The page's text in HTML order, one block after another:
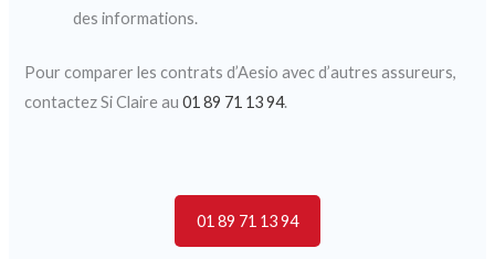
des informations.
Pour comparer les contrats d’Aesio avec d’autres assureurs,
contactez Si Claire au01 89 71 13 94.
01 89 71 13 94